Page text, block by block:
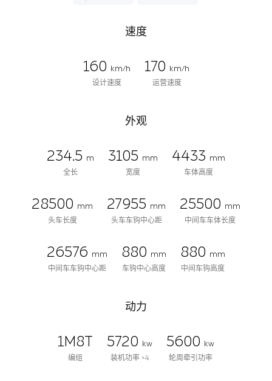
速度
160 km/h
设计速度
170 km/h
运营速度
外观
234.5 m
全长
3105 mm
宽度
4433 mm
车体高度
28500 mm
头车长度
27955 mm
头车车钩中心距
25500 mm
中间车车体长度
26576 mm
中间车车钩中心距
880 mm
车钩中心高度
880 mm
中间车钩高度
动力
1M8T
编组
5720 kw
装机功率 ×4
5600 kw
轮周牵引功率